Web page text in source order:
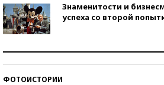
Знаменитости и
успеха со второй
ФОТОИСТОРИИ